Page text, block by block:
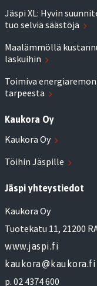
Jäspi XL: Hyvin
tuo selviä säästöjä
Maalämmöllä
laskuihin
Toimiva
tarpeesta
Kaukora Oy
Kaukora Oy
Töihin Jäspille
Jäspi yhteystiedot
Kaukora Oy
Tuotekatu 11, 21200
www.jaspi.fi
kaukora@kaukora.fi
p. 02 4374 600